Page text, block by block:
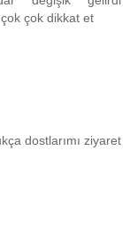
çok dikkat et
dostlarımı ziyaret